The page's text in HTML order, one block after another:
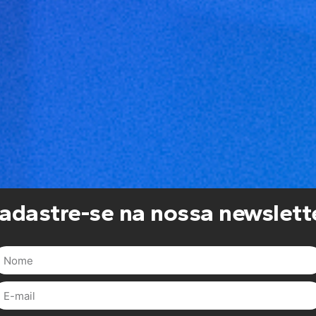
se na nossa